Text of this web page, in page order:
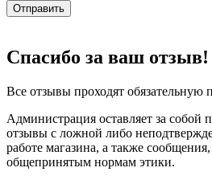
Отправить
Спасибо за ваш отзыв!
Все отзывы проходят обязательную
Администрация оставляет за собой
отзывы с ложной либо
работе магазина, а также
общепринятым нормам этики.